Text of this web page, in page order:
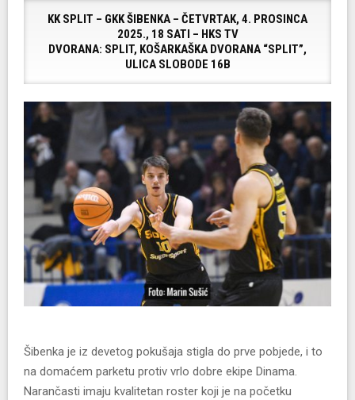
KK SPLIT – GKK ŠIBENKA – ČETVRTAK, 4. PROSINCA
2025., 18 SATI – HKS TV
DVORANA: SPLIT, KOŠARKAŠKA DVORANA “SPLIT”,
ULICA SLOBODE 16B
Šibenka je iz devetog pokušaja stigla do prve pobjede, i to
na domaćem parketu protiv vrlo dobre ekipe Dinama.
Narančasti imaju kvalitetan roster koji je na početku